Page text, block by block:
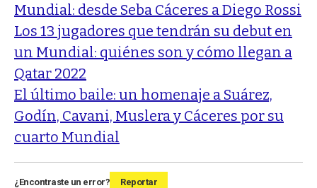
Mundial: desde Seba Cáceres a Diego Rossi
Los 13 jugadores que tendrán su debut en
un Mundial: quiénes son y cómo llegan a
Qatar 2022
El último baile: un homenaje a Suárez,
Godín, Cavani, Muslera y Cáceres por su
cuarto Mundial
¿Encontraste un error? Reportar